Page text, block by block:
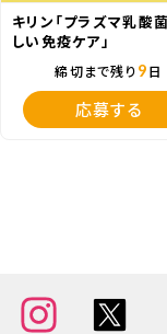
キリン「プラズマ乳酸
しい免疫ケア」
締切まで残り 9 日
応募する